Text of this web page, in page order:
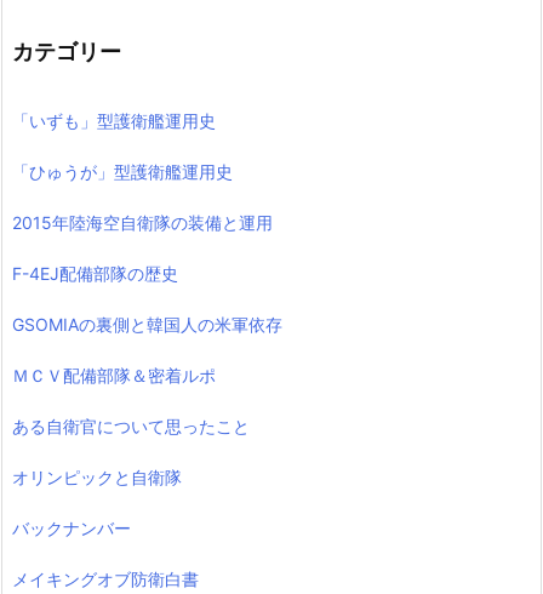
カテゴリー
「いずも」型護衛艦運用史
「ひゅうが」型護衛艦運用史
2015年陸海空自衛隊の装備と運用
F-4EJ配備部隊の歴史
GSOMIAの裏側と韓国人の米軍依存
ＭＣＶ配備部隊＆密着ルポ
ある自衛官について思ったこと
オリンピックと自衛隊
バックナンバー
メイキングオブ防衛白書